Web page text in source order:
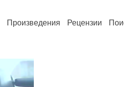
Произведения Рецензии